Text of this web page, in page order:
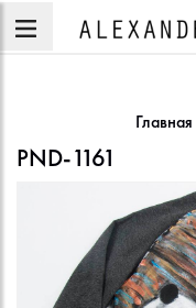
Главная
PND-1161